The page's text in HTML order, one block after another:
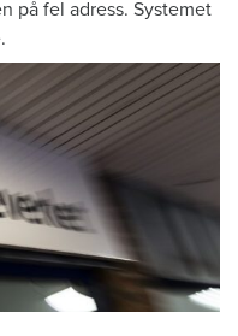
på fel adress. Systemet